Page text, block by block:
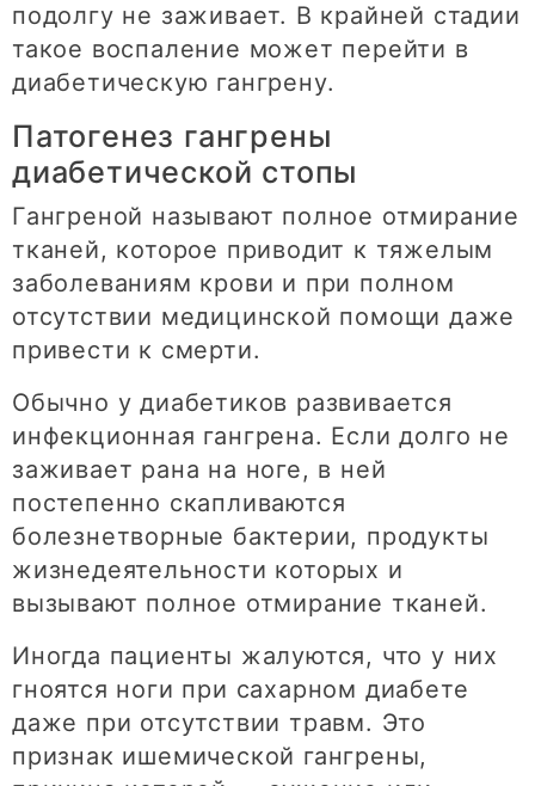
подолгу не заживает. В крайней стадии
такое воспаление может перейти в
диабетическую гангрену.
Патогенез гангрены
диабетической стопы
Гангреной называют полное отмирание
тканей, которое приводит к тяжелым
заболеваниям крови и при полном
отсутствии медицинской помощи даже
привести к смерти.
Обычно у диабетиков развивается
инфекционная гангрена. Если долго не
заживает рана на ноге, в ней
постепенно скапливаются
болезнетворные бактерии, продукты
жизнедеятельности которых и
вызывают полное отмирание тканей.
Иногда пациенты жалуются, что у них
гноятся ноги при сахарном диабете
даже при отсутствии травм. Это
признак ишемической гангрены,